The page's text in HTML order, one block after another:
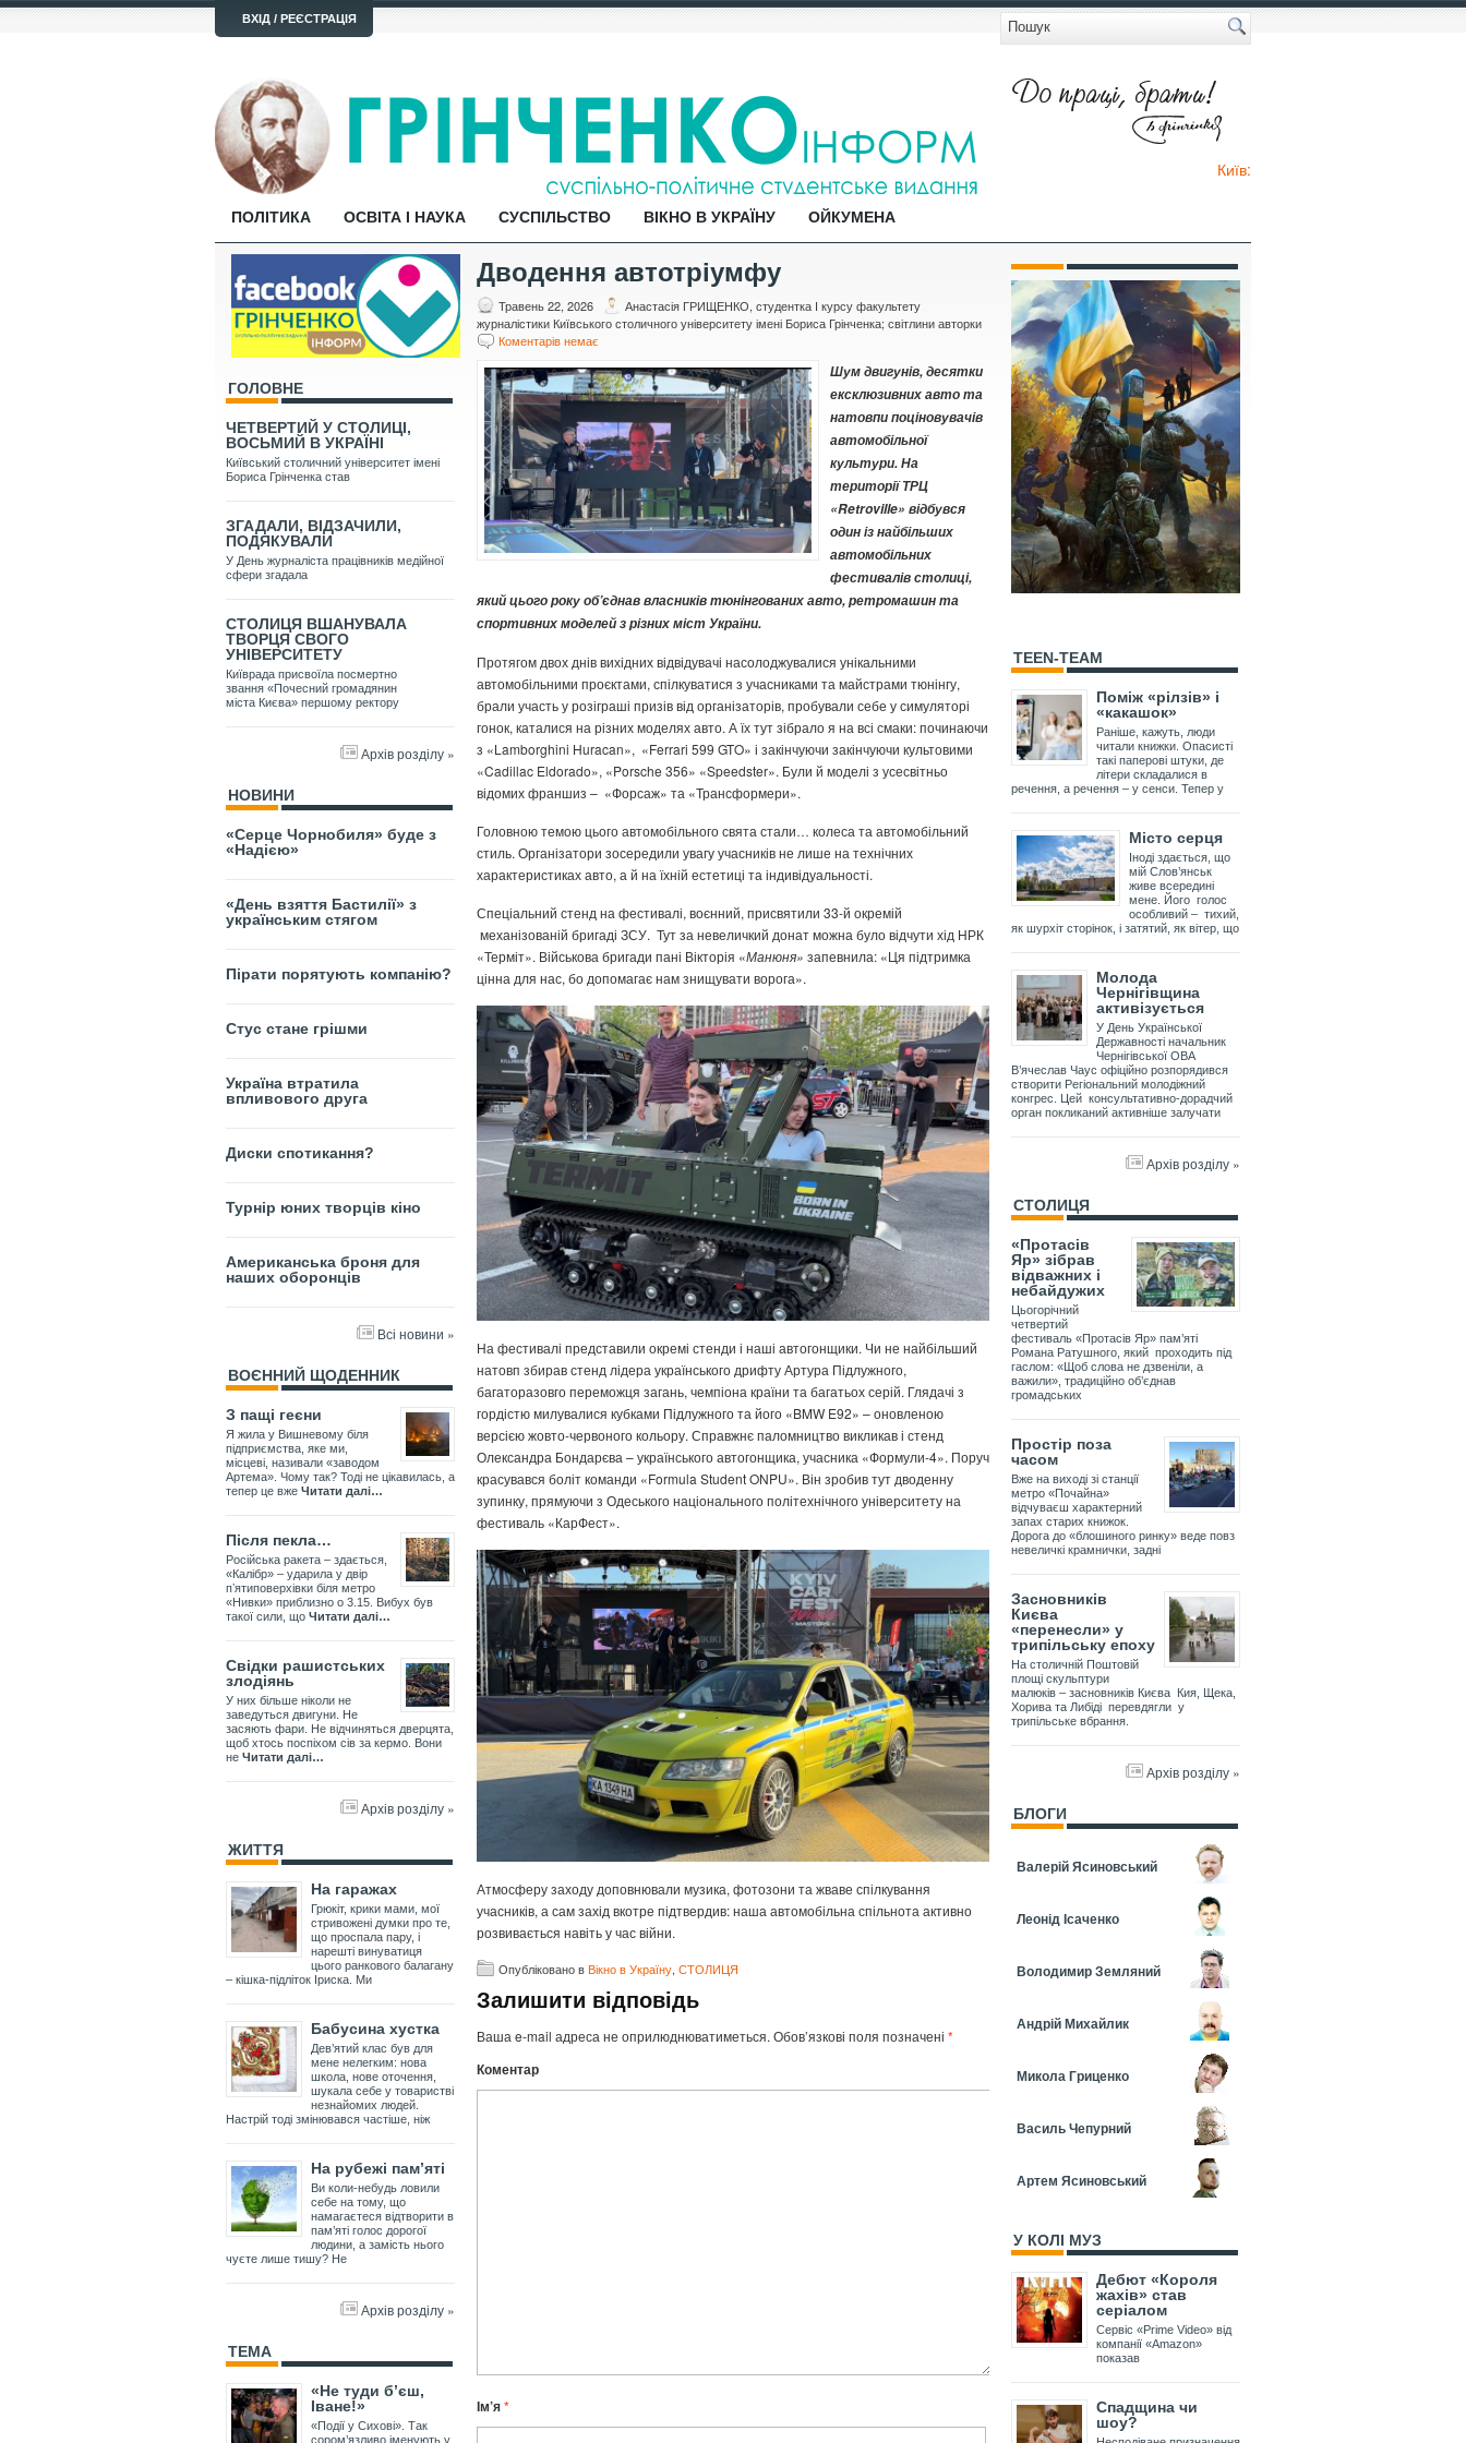
ВХІД / РЕЄСТРАЦІЯ
Київ:
ПОЛІТИКА ОСВІТА І НАУКА СУСПІЛЬСТВО ВІКНО В УКРАЇНУ ОЙКУМЕНА
ГОЛОВНЕ
ЧЕТВЕРТИЙ У СТОЛИЦІ,
ВОСЬМИЙ В УКРАЇНІ
Київський столичний університет імені
Бориса Грінченка став
ЗГАДАЛИ, ВІДЗАЧИЛИ,
ПОДЯКУВАЛИ
У День журналіста працівників медійної
сфери згадала
СТОЛИЦЯ ВШАНУВАЛА
ТВОРЦЯ СВОГО
УНІВЕРСИТЕТУ
Київрада присвоїла посмертно
звання «Почесний громадянин
міста Києва» першому ректору
Архів розділу »
НОВИНИ
«Серце Чорнобиля» буде з
«Надією»
«День взяття Бастилії» з
українським стягом
Пірати порятують компанію?
Стус стане грішми
Україна втратила
впливового друга
Диски спотикання?
Турнір юних творців кіно
Американська броня для
наших оборонців
Всі новини »
ВОЄННИЙ ЩОДЕННИК
З пащі геєни
Я жила у Вишневому біля
підприємства, яке ми,
місцеві, називали «заводом
Артема». Чому так? Тоді не цікавилась, а
тепер це вже Читати далі…
Після пекла…
Російська ракета – здається,
«Калібр» – ударила у двір
пʼятиповерхівки біля метро
«Нивки» приблизно о 3.15. Вибух був
такої сили, що Читати далі…
Свідки рашистських
злодіянь
У них більше ніколи не
заведуться двигуни. Не
засяють фари. Не відчиняться дверцята,
щоб хтось поспіхом сів за кермо. Вони
не Читати далі…
Архів розділу »
ЖИТТЯ
На гаражах
Грюкіт, крики мами, мої
стривожені думки про те,
що проспала пару, і
нарешті винуватиця
цього ранкового балагану
– кішка-підліток Іриска. Ми
Бабусина хустка
Дев’ятий клас був для
мене нелегким: нова
школа, нове оточення,
шукала себе у товаристві
незнайомих людей.
Настрій тоді змінювався частіше, ніж
На рубежі пам’яті
Ви коли-небудь ловили
себе на тому, що
намагаєтеся відтворити в
пам’яті голос дорогої
людини, а замість нього
чуєте лише тишу? Не
Архів розділу »
ТЕМА
«Не туди б’єш,
Іване!»
«Події у Сихові». Так
сором’язливо іменують у
Дводення автотріумфу
Травень 22, 2026
Анастасія ГРИЩЕНКО, студентка І курсу факультету
журналістики Київського столичного університету імені Бориса Грінченка; світлини авторки
Коментарів немає
Шумдвигунів, десятки
ексклюзивних авто та
натовпи поціновувачів
автомобільної
культури. На
території ТРЦ
«Retroville» відбувся
один із найбільших
автомобільних
фестивалів столиці,
який цього року об’єднав власників тюнінгованих авто, ретромашин та
спортивних моделей з різних міст України.
Протягом двох днів вихідних відвідувачі насолоджувалися унікальними
автомобільними проєктами, спілкуватися з учасниками та майстрами тюнінгу,
брали участь у розіграші призів від організаторів, пробували себе у симуляторі
гонок, каталися на різних моделях авто. А їх тут зібрало я на всі смаки: починаючи
з «Lamborghini Huracan», «Ferrari 599 GTO» і закінчуючи закінчуючи культовими
«Cadillac Eldorado», «Porsche 356» «Speedster». Були й моделі з усесвітньо
відомих франшиз – «Форсаж» та «Трансформери».
Головною темою цього автомобільного свята стали… колеса та автомобільний
стиль. Організатори зосередили увагу учасників не лише на технічних
характеристиках авто, а й на їхній естетиці та індивідуальності.
Спеціальний стенд на фестивалі, воєнний, присвятили 33-й окремій
механізованій бригаді ЗСУ. Тут за невеличкий донат можна було відчути хід НРК
«Терміт». Військова бригади пані Вікторія «Манюня» запевнила: «Ця підтримка
цінна для нас, бо допомагає нам знищувати ворога».
На фестивалі представили окремі стенди і наші автогонщики. Чи не найбільший
натовп збирав стенд лідера українського дрифту Артура Підлужного,
багаторазовго переможця загань, чемпіона країни та багатьох серій. Глядачі з
гордістю милувалися кубками Підлужного та його «BMW E92» – оновленою
версією жовто-червоного кольору. Справжнє паломництво викликав і стенд
Олександра Бондарєва – українського автогонщика, учасника «Формули-4». Поруч
красувався боліт команди «Formula Student ONPU». Він зробив тут дводенну
зупинку, прямуючи з Одеського національного політехнічного університету на
фестиваль «КарФест».
Атмосферу заходу доповнювали музика, фотозони та жваве спілкування
учасників, а сам захід вкотре підтвердив: наша автомобільна спільнота активно
розвивається навіть у час війни.
Опубліковано вВікно в Україну, СТОЛИЦЯ
Залишити відповідь
Ваша e-mail адреса не оприлюднюватиметься. Обов’язкові поля позначені *
Коментар
Ім’я*
TEEN-TEAM
Поміж «рілзів» і
«какашок»
Раніше, кажуть, люди
читали книжки. Опасисті
такі паперові штуки, де
літери складалися в
речення, а речення – у сенси. Тепер у
Місто серця
Іноді здається, що
мій Слов’янськ
живе всередині
мене. Його голос
особливий – тихий,
як шурхіт сторінок, і затятий, як вітер, що
Молода
Чернігівщина
активізується
У День Української
Державності начальник
Чернігівської ОВА
В’ячеслав Чаус офіційно розпорядився
створити Регіональний молодіжний
конгрес. Цей консультативно-дорадчий
орган покликаний активніше залучати
Архів розділу »
СТОЛИЦЯ
«Протасів
Яр» зібрав
відважних і
небайдужих
Цьогорічний
четвертий
фестиваль «Протасів Яр» пам’яті
Романа Ратушного, який проходить під
гаслом: «Щоб слова не дзвеніли, а
важили», традиційно об’єднав
громадських
Простір поза
часом
Вже на виході зі станції
метро «Почайна»
відчуваєш характерний
запах старих книжок.
Дорога до «блошиного ринку» веде повз
невеличкі крамнички, задні
Засновників
Києва
«перенесли» у
трипільську епоху
На столичній Поштовій
площі скульптури
малюків – засновників Києва Кия, Щека,
Хорива та Либіді перевдягли у
трипільське вбрання.
Архів розділу »
БЛОГИ
Валерій Ясиновський
Леонід Ісаченко
Володимир Земляний
Андрій Михайлик
Микола Гриценко
Василь Чепурний
Артем Ясиновський
У КОЛІ МУЗ
Дебют «Короля
жахів» став
серіалом
Сервіс «Prime Video» від
компанії «Amazon»
показав
Спадщина чи
шоу?